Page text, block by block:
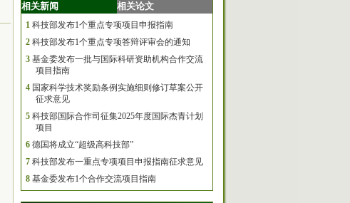
相关新闻 相关论文
1 科技部发布1个重点专项项目申报指南
2 科技部发布1个重点专项答辩评审会的通知
3 基金委发布一批与国际科研资助机构合作交流
项目指南
4 国家科学技术奖励条例实施细则修订草案公开
征求意见
5 科技部国际合作司征集2025年度国际杰青计划
项目
6 德国将成立“超级高科技部”
7 科技部发布一重点专项项目申报指南征求意见
8 基金委发布1个合作交流项目指南